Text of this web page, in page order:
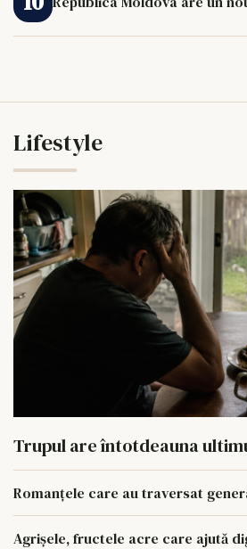
Lifestyle
Trupul are întotdeauna
Romanțele care au traversat
Agrișele, fructele acre care ajută